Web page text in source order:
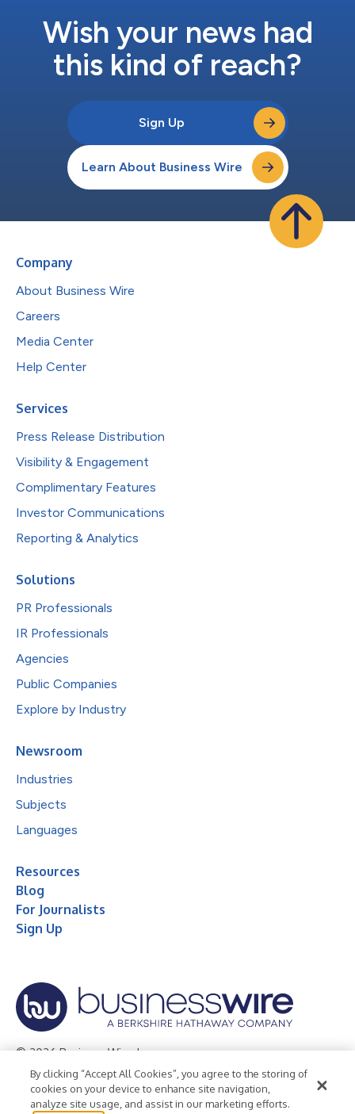
断および考慮すべき事項を取り上げます。本シンポジウムは
のオンラインプラットフォームを通じて視聴できます。 1件のポ
Wish your news had
this kind of reach?
Sign Up
Learn About Business Wire
Company
About Business Wire
Careers
Media Center
Help Center
Services
Press Release Distribution
Visibility & Engagement
Complimentary Features
Investor Communications
Reporting & Analytics
Solutions
PR Professionals
IR Professionals
Agencies
Public Companies
Explore by Industry
Newsroom
Industries
Subjects
Languages
Resources
Blog
For Journalists
Sign Up
© 2026 Business Wire, Inc.
Privacy Policy Cookie Policy
Accessibility Statement
Terms of Use
Legal
By clicking “Accept All Cookies”, you agree to the storing of
cookies on your device to enhance site navigation,
analyze site usage, and assist in our marketing efforts.